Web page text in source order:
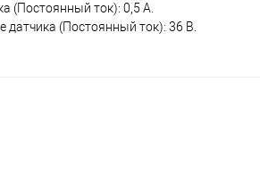
(Постоянный ток): 0,5 А.
(Постоянный ток): 36 В.